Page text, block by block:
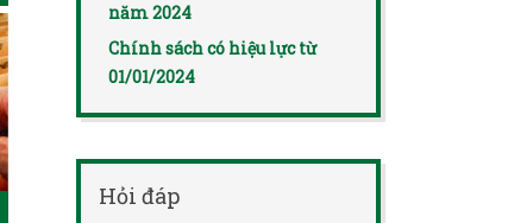
năm 2024
Chính sách có hiệu lực từ
01/01/2024
Hỏi đáp